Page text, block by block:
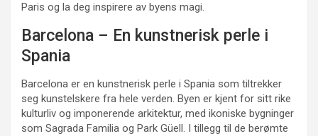
Paris og la deg inspirere av byens magi.
Barcelona – En kunstnerisk perle i
Spania
Barcelona er en kunstnerisk perle i Spania som tiltrekker
seg kunstelskere fra hele verden. Byen er kjent for sitt rike
kulturliv og imponerende arkitektur, med ikoniske bygninger
som Sagrada Familia og Park Güell. I tillegg til de berømte